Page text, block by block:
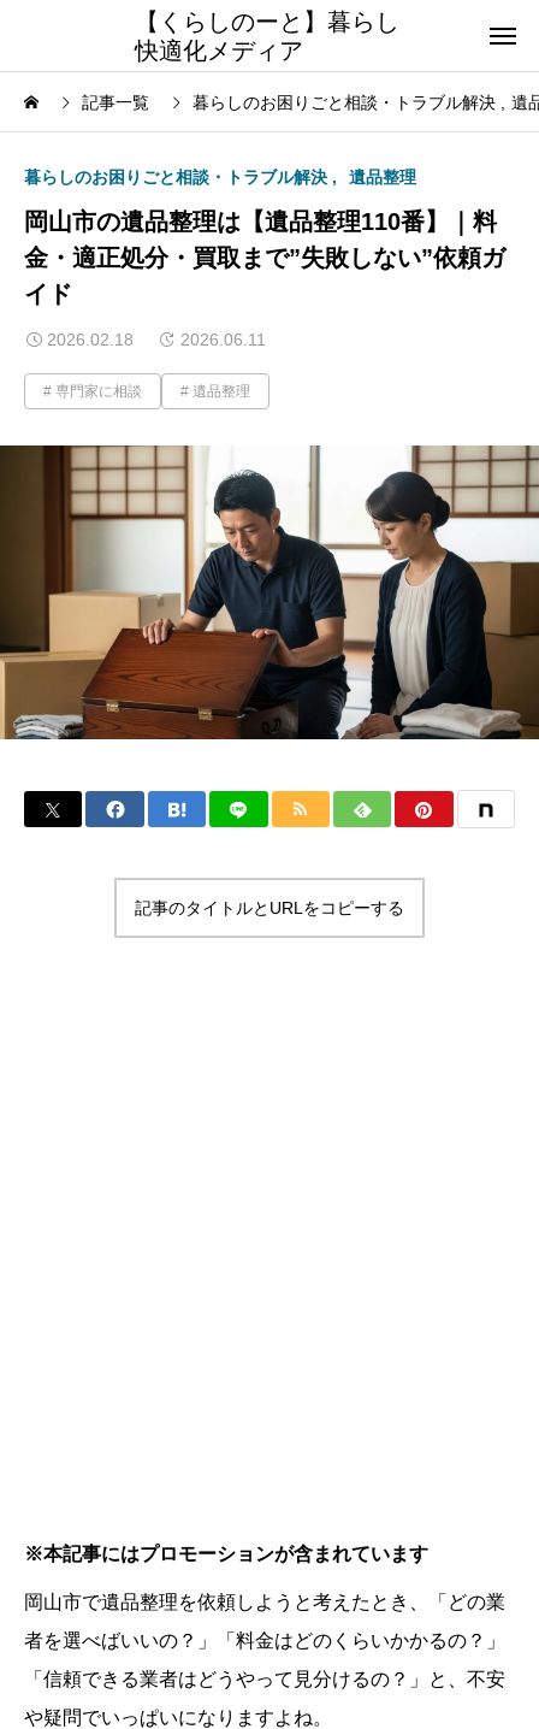
【くらしのーと】暮らし
快適化メディア
記事一覧 暮らしのお困りごと相談・トラブル解決 遺
暮らしのお困りごと相談・トラブル解決 遺品整理
岡山市の遺品整理は【遺品整理110番】｜料
金・適正処分・買取まで”失敗しない”依頼ガ
イド
2026.02.18 2026.06.11
専門家に相談 遺品整理
記事のタイトルとURLをコピーする
※本記事にはプロモーションが含まれています
岡山市で遺品整理を依頼しようと考えたとき、「どの業
者を選べばいいの？」「料金はどのくらいかかるの？」
「信頼できる業者はどうやって見分けるの？」と、不安
や疑問でいっぱいになりますよね。